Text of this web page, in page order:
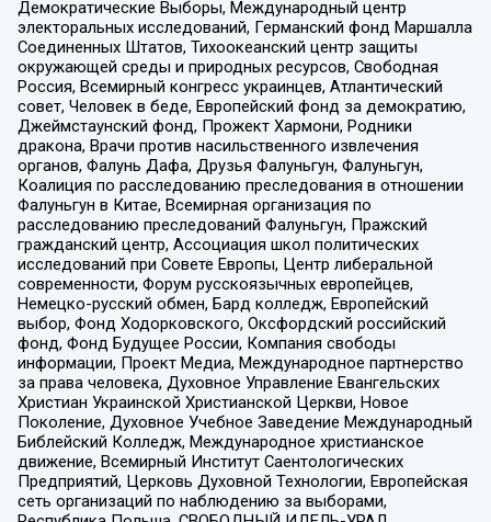
Демократические Выборы, Международный центр
электоральных исследований, Германский фонд Маршалла
Соединенных Штатов, Тихоокеанский центр защиты
окружающей среды и природных ресурсов, Свободная
Россия, Всемирный конгресс украинцев, Атлантический
совет, Человек в беде, Европейский фонд за демократию,
Джеймстаунский фонд, Прожект Хармони, Родники
дракона, Врачи против насильственного извлечения
органов, Фалунь Дафа, Друзья Фалуньгун, Фалуньгун,
Коалиция по расследованию преследования в отношении
Фалуньгун в Китае, Всемирная организация по
расследованию преследований Фалуньгун, Пражский
гражданский центр, Ассоциация школ политических
исследований при Совете Европы, Центр либеральной
современности, Форум русскоязычных европейцев,
Немецко-русский обмен, Бард колледж, Европейский
выбор, Фонд Ходорковского, Оксфордский российский
фонд, Фонд Будущее России, Компания свободы
информации, Проект Медиа, Международное партнерство
за права человека, Духовное Управление Евангельских
Христиан Украинской Христианской Церкви, Новое
Поколение, Духовное Учебное Заведение Международный
Библейский Колледж, Международное христианское
движение, Всемирный Институт Саентологических
Предприятий, Церковь Духовной Технологии, Европейская
сеть организаций по наблюдению за выборами,